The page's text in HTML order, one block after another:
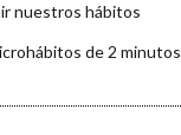
nuestros hábitos
de 2 minutos